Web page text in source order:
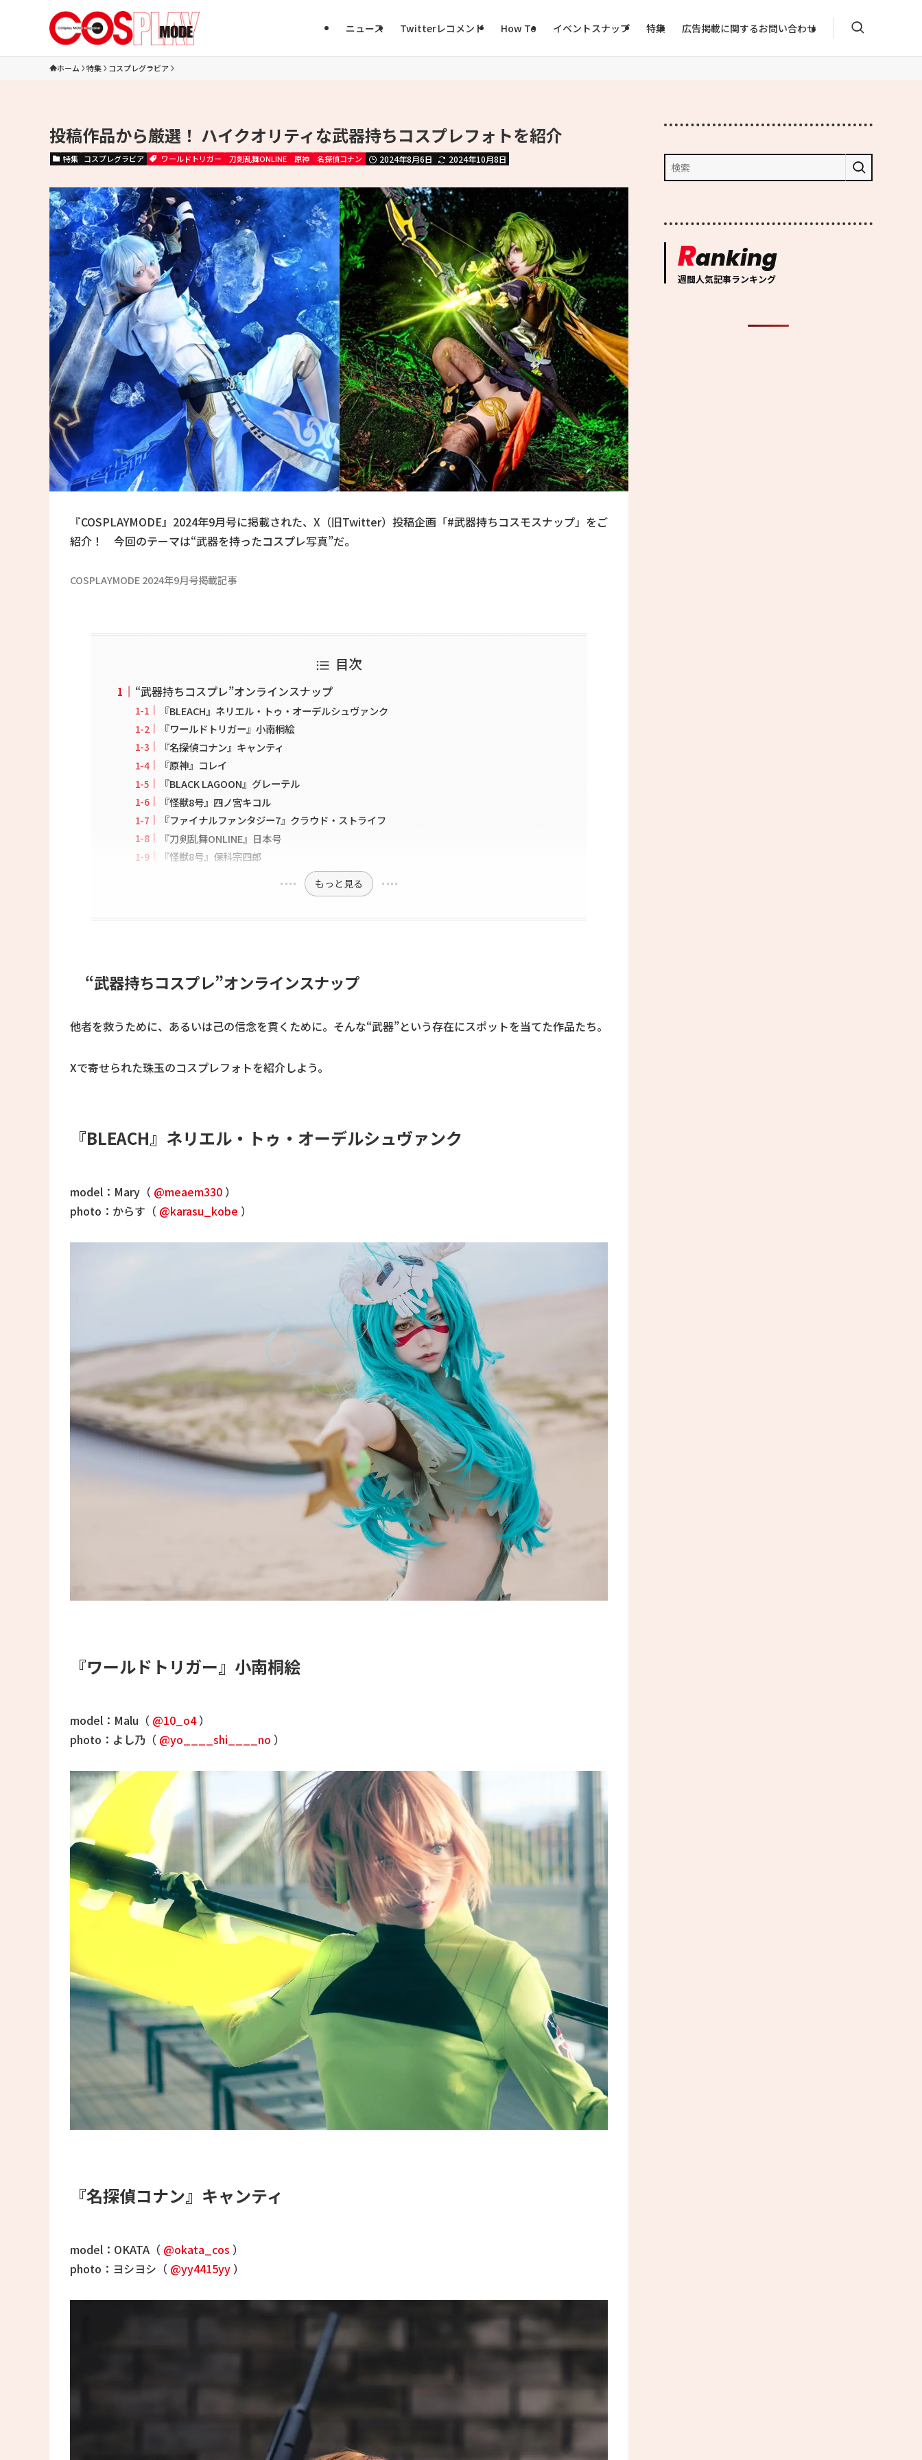
ニュース Twitterレコメンド How To イベントスナップ 特集 広告掲載に関するお問い合わせ
ホーム 特集 コスプレグラビア
投稿作品から厳選！ ハイクオリティな武器持ちコスプレフォトを紹介
特集 コスプレグラビア ワールドトリガー 刀剣乱舞ONLINE 原神 名探偵コナン 2024年8月6日 2024年10月8日
『COSPLAYMODE』2024年9月号に掲載された、X（旧Twitter）投稿企画「#武器持ちコスモスナップ」をご
紹介！ 今回のテーマは“武器を持ったコスプレ写真”だ。
COSPLAYMODE 2024年9月号掲載記事
目次
“武器持ちコスプレ”オンラインスナップ
『BLEACH』ネリエル・トゥ・オーデルシュヴァンク
『ワールドトリガー』小南桐絵
『名探偵コナン』キャンティ
『原神』コレイ
『BLACK LAGOON』グレーテル
『怪獣8号』四ノ宮キコル
『ファイナルファンタジー7』クラウド・ストライフ
『刀剣乱舞ONLINE』日本号
『怪獣8号』保科宗四郎
もっと見る
“武器持ちコスプレ”オンラインスナップ
他者を救うために、あるいは己の信念を貫くために。そんな“武器”という存在にスポットを当てた作品たち。
Xで寄せられた珠玉のコスプレフォトを紹介しよう。
『BLEACH』ネリエル・トゥ・オーデルシュヴァンク
model：Mary（ @meaem330 ）
photo：からす（ @karasu_kobe ）
『ワールドトリガー』小南桐絵
model：Malu（ @10_o4）
photo：よし乃（ @yo____shi____no ）
『名探偵コナン』キャンティ
model：OKATA（ @okata_cos ）
photo：ヨシヨシ（ @yy4415yy ）
Ranking
週間人気記事ランキング